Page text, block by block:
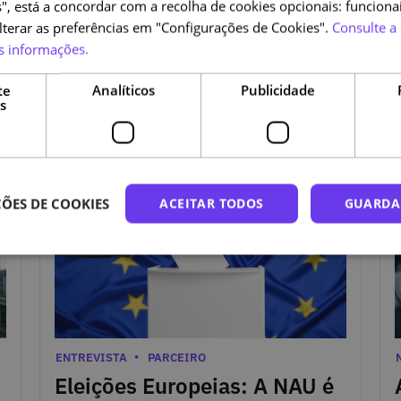
de blog
Eleições Europeias: A NAU é
7 de Junho de 2024
Categorias
ENTREVISTA PARCEIRO
está a concordar com a recolha de cookies opcionais:
as preferências em "Configurações de Cookies". Consulte
informações.
Analíticos Publicidade
ACEITAR TODOS
DE COOKIES